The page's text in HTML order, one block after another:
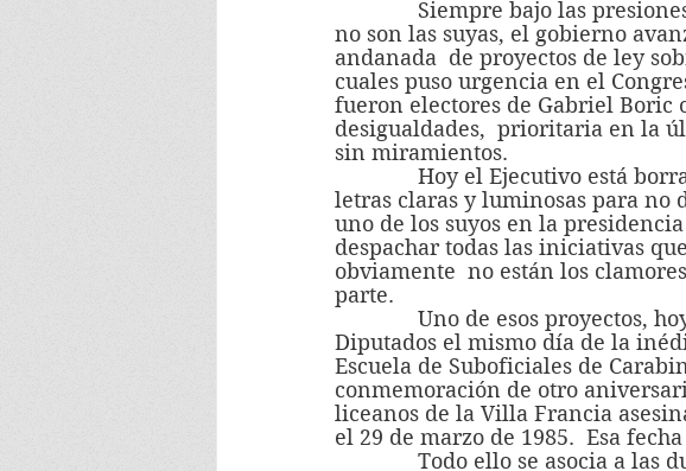
no son las suyas, el gobierno
andanada  de proyectos de ley
cuales puso urgencia en el
fueron electores de Gabriel Boric
desigualdades,  prioritaria en la
sin miramientos.
letras claras y luminosas para no
uno de los suyos en la
despachar todas las iniciativas
obviamente  no están los
parte.
Diputados el mismo día de la
Escuela de Suboficiales de
conmemoración de otro
liceanos de la Villa Francia
el 29 de marzo de 1985.  Esa